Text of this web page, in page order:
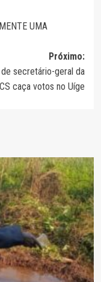
UMA
Próximo:
secretário-geral da
caça votos no Uíge